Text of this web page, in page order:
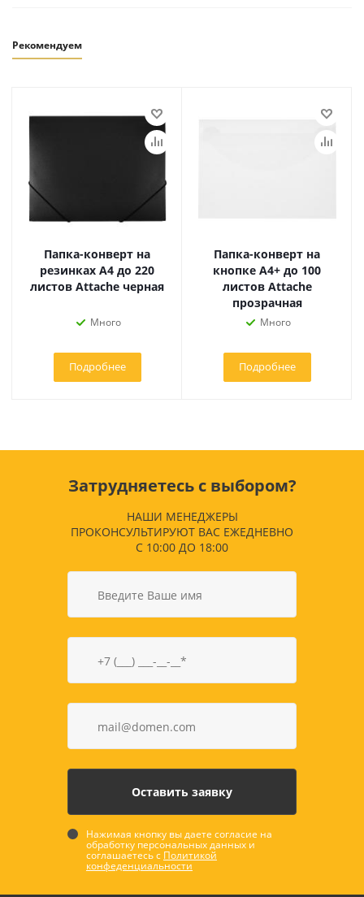
Рекомендуем
Папка-конверт на
резинках А4 до 220
листов Attache черная
Много
Подробнее
Папка-конверт на
кнопке А4+ до 100
листов Attache
прозрачная
Много
Подробнее
Затрудняетесь с выбором?
НАШИ МЕНЕДЖЕРЫ
ПРОКОНСУЛЬТИРУЮТ ВАС ЕЖЕДНЕВНО
С 10:00 ДО 18:00
Нажимая кнопку вы даете согласие на
обработку персональных данных и
соглашаетесь с Политикой
конфеденциальности